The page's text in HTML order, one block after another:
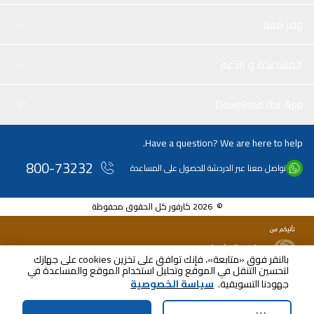
بالنقر فوق «متابعة»، فإنك توافق على تخزين cookies على جهازك
لتحسين التنقل في الموقع وتحليل استخدام الموقع والمساعدة في
جهودنا التسويقية. سياسة الخصوصية
Have a question? We are here to help.
تواصل معنا عبر الدردشة للحصول على المساعدة 800-73232
© 2026 كارفور كل الحقوق محفوظة